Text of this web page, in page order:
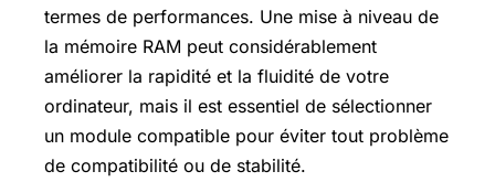
termes de performances. Une mise à niveau de
la mémoire RAM peut considérablement
améliorer la rapidité et la fluidité de votre
ordinateur, mais il est essentiel de sélectionner
un module compatible pour éviter tout problème
de compatibilité ou de stabilité.